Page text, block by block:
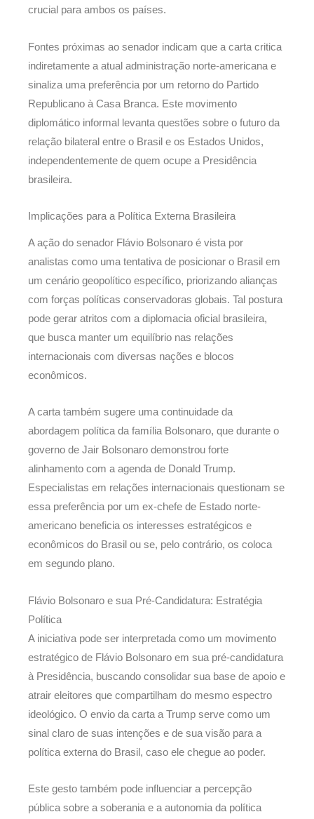
crucial para ambos os países.
Fontes próximas ao senador indicam que a carta critica
indiretamente a atual administração norte-americana e
sinaliza uma preferência por um retorno do Partido
Republicano à Casa Branca. Este movimento
diplomático informal levanta questões sobre o futuro da
relação bilateral entre o Brasil e os Estados Unidos,
independentemente de quem ocupe a Presidência
brasileira.
Implicações para a Política Externa Brasileira
A ação do senador Flávio Bolsonaro é vista por
analistas como uma tentativa de posicionar o Brasil em
um cenário geopolítico específico, priorizando alianças
com forças políticas conservadoras globais. Tal postura
pode gerar atritos com a diplomacia oficial brasileira,
que busca manter um equilíbrio nas relações
internacionais com diversas nações e blocos
econômicos.
A carta também sugere uma continuidade da
abordagem política da família Bolsonaro, que durante o
governo de Jair Bolsonaro demonstrou forte
alinhamento com a agenda de Donald Trump.
Especialistas em relações internacionais questionam se
essa preferência por um ex-chefe de Estado norte-
americano beneficia os interesses estratégicos e
econômicos do Brasil ou se, pelo contrário, os coloca
em segundo plano.
Flávio Bolsonaro e sua Pré-Candidatura: Estratégia
Política
A iniciativa pode ser interpretada como um movimento
estratégico de Flávio Bolsonaro em sua pré-candidatura
à Presidência, buscando consolidar sua base de apoio e
atrair eleitores que compartilham do mesmo espectro
ideológico. O envio da carta a Trump serve como um
sinal claro de suas intenções e de sua visão para a
política externa do Brasil, caso ele chegue ao poder.
Este gesto também pode influenciar a percepção
pública sobre a soberania e a autonomia da política